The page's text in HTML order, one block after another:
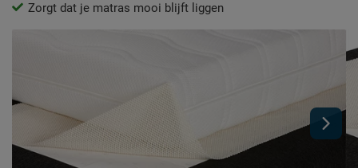
Zorgt dat je matras mooi blijft liggen